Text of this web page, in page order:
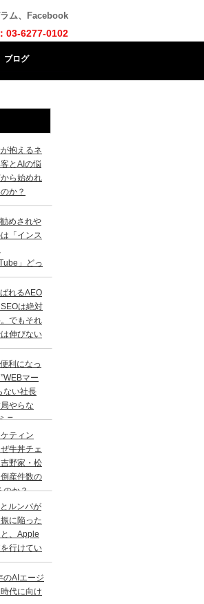
ム、Facebook
03-6277-0102
ブログ
抱えるネ
とAIの悩
ら始めれ
か？
めされや
「インス
」どっ
れるAEO
は絶対
でもそれ
伸びない
利になっ
マー
ない社長
やらな
ニ
ケティン
牛丼チェ
野家・松
産件数の
のか？
ルンバが
に陥った
、Apple
行けてい
のAIエージ
代に向け